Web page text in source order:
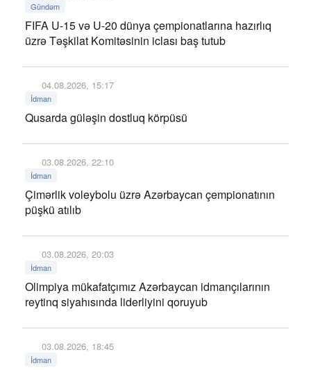
Gündəm
FIFA U-15 və U-20 dünya çempionatlarına hazırlıq
üzrə Təşkilat Komitəsinin iclası baş tutub
04.08.2026, 15:17
İdman
Qusarda güləşin dostluq körpüsü
03.08.2026, 22:10
İdman
Çimərlik voleybolu üzrə Azərbaycan çempionatının
püşkü atılıb
03.08.2026, 20:03
İdman
Olimpiya mükafatçımız Azərbaycan idmançılarının
reytinq siyahısında liderliyini qoruyub
03.08.2026, 18:45
İdman